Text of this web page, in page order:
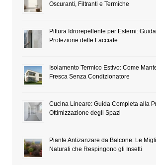
Oscuranti, Filtranti e Termiche
Pittura Idrorepellente per Esterni:
Protezione delle Facciate
Isolamento Termico Estivo: Come
Fresca Senza Condizionatore
Cucina Lineare: Guida Completa alla
Ottimizzazione degli Spazi
Piante Antizanzare da Balcone: Le
Naturali che Respingono gli Insetti